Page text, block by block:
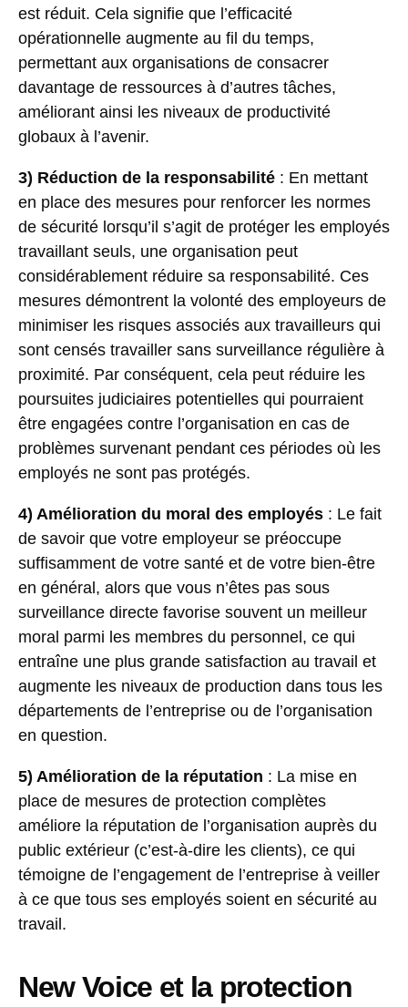
est réduit. Cela signifie que l’efficacité
opérationnelle augmente au fil du temps,
permettant aux organisations de consacrer
davantage de ressources à d’autres tâches,
améliorant ainsi les niveaux de productivité
globaux à l’avenir.
3) Réduction de la responsabilité : En mettant
en place des mesures pour renforcer les normes
de sécurité lorsqu’il s’agit de protéger les employés
travaillant seuls, une organisation peut
considérablement réduire sa responsabilité. Ces
mesures démontrent la volonté des employeurs de
minimiser les risques associés aux travailleurs qui
sont censés travailler sans surveillance régulière à
proximité. Par conséquent, cela peut réduire les
poursuites judiciaires potentielles qui pourraient
être engagées contre l’organisation en cas de
problèmes survenant pendant ces périodes où les
employés ne sont pas protégés.
4) Amélioration du moral des employés : Le fait
de savoir que votre employeur se préoccupe
suffisamment de votre santé et de votre bien-être
en général, alors que vous n’êtes pas sous
surveillance directe favorise souvent un meilleur
moral parmi les membres du personnel, ce qui
entraîne une plus grande satisfaction au travail et
augmente les niveaux de production dans tous les
départements de l’entreprise ou de l’organisation
en question.
5) Amélioration de la réputation : La mise en
place de mesures de protection complètes
améliore la réputation de l’organisation auprès du
public extérieur (c’est-à-dire les clients), ce qui
témoigne de l’engagement de l’entreprise à veiller
à ce que tous ses employés soient en sécurité au
travail.
New Voice et la protection